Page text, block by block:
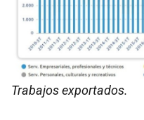
Trabajos exportados.